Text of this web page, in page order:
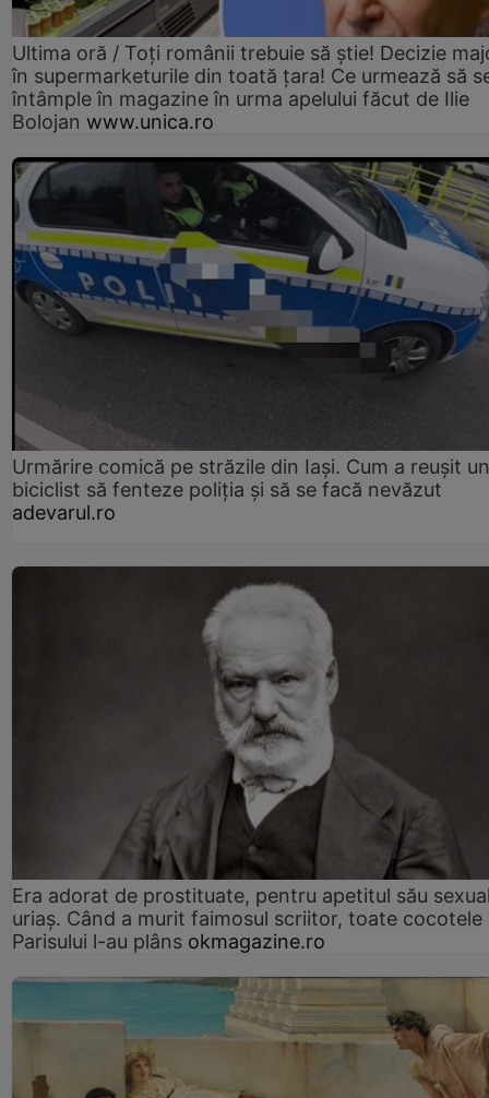
Ultima oră / Toți românii trebuie să știe! Decizie
în supermarketurile din toată țara! Ce urmează să
întâmple în magazine în urma apelului făcut de Ilie
Bolojan www.unica.ro
Urmărire comică pe străzile din Iași. Cum a reușit un
biciclist să fenteze poliția și să se facă nevăzut
adevarul.ro
Era adorat de prostituate, pentru apetitul său
uriaș. Când a murit faimosul scriitor, toate cocotele
Parisului l-au plâns okmagazine.ro